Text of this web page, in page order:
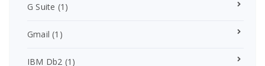
G Suite (1)
Gmail (1)
IBM Db2 (1)